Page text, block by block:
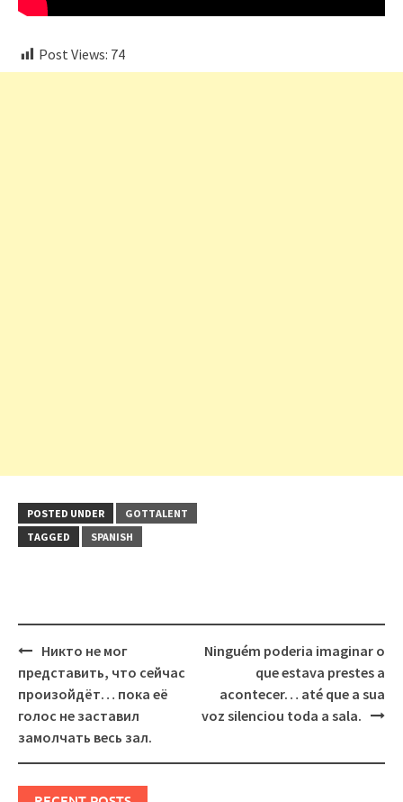
Post Views: 74
POSTED UNDER
GOTTALENT
TAGGED
SPANISH
Post
navigation
Никто не мог
представить, что сейчас
произойдёт… пока её
голос не заставил
замолчать весь зал.
Ninguém poderia imaginar o
que estava prestes a
acontecer… até que a sua
voz silenciou toda a sala.